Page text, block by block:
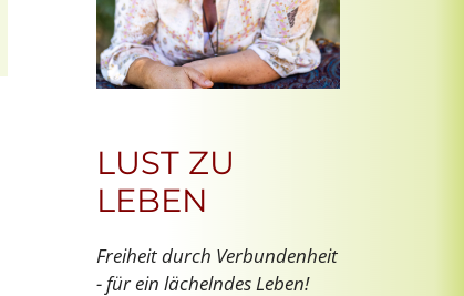
LUST ZU
LEBEN
Freiheit durch Verbundenheit
- für ein lächelndes Leben!